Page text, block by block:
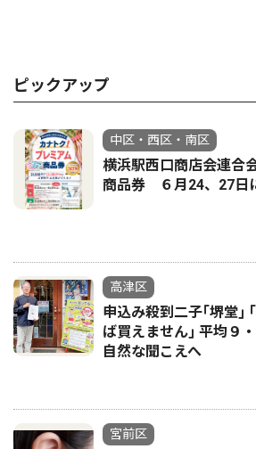
ピックアップ
中区・西区・南区
横浜駅西口商店会連合
商品券 ６月24、27日
高津区
申込み殺到二子｢堺堂｣
ば買えません｣ 平均９
自然な聞こえへ
宮前区